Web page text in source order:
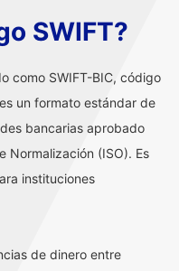
SWIFT?
como SWIFT-BIC, código
un formato estándar de
bancarias aprobado
Normalización (ISO). Es
instituciones
de dinero entre